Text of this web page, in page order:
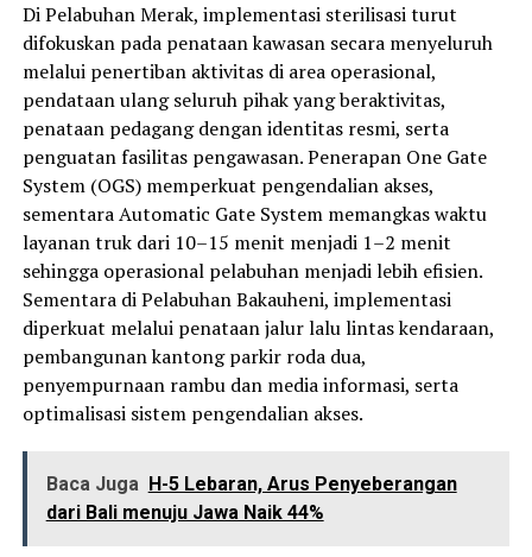
Di Pelabuhan Merak, implementasi sterilisasi turut
difokuskan pada penataan kawasan secara menyeluruh
melalui penertiban aktivitas di area operasional,
pendataan ulang seluruh pihak yang beraktivitas,
penataan pedagang dengan identitas resmi, serta
penguatan fasilitas pengawasan. Penerapan One Gate
System (OGS) memperkuat pengendalian akses,
sementara Automatic Gate System memangkas waktu
layanan truk dari 10–15 menit menjadi 1–2 menit
sehingga operasional pelabuhan menjadi lebih efisien.
Sementara di Pelabuhan Bakauheni, implementasi
diperkuat melalui penataan jalur lalu lintas kendaraan,
pembangunan kantong parkir roda dua,
penyempurnaan rambu dan media informasi, serta
optimalisasi sistem pengendalian akses.
Baca Juga H-5 Lebaran, Arus Penyeberangan
dari Bali menuju Jawa Naik 44%